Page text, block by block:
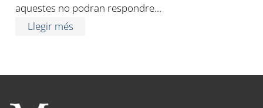
aquestes no podran respondre…
Llegir més